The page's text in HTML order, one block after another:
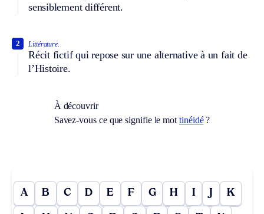
sensiblement différent.
Littérature.
Récit fictif qui repose sur une alternative à un fait de
l’Histoire.
2
À découvrir
Savez-vous ce que signifie le mot tinéidé?
A B C D E F G H I J K